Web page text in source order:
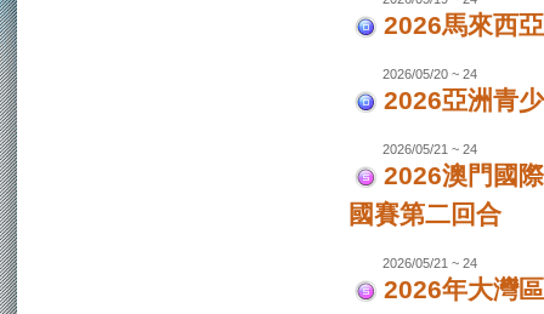
2026馬來西
2026/05/20 ~ 24
2026亞洲青
2026/05/21 ~ 24
2026澳門國
國賽第二回合
2026/05/21 ~ 24
2026年大灣